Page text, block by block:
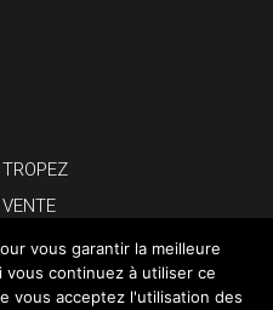
vous garantir la meilleure
continuez à utiliser ce
vous acceptez l'utilisation des